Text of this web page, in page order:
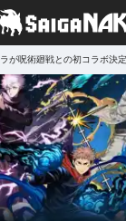
が呪術廻戦との初コラボ決